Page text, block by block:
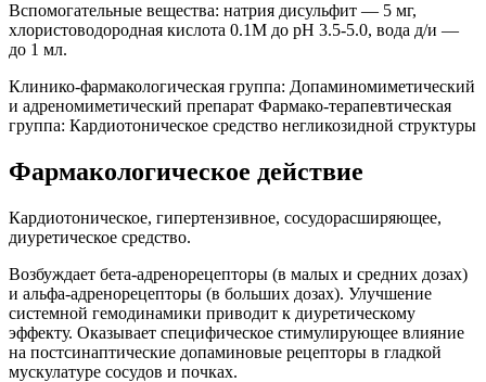
Вспомогательные вещества: натрия дисульфит — 5 мг,
хлористоводородная кислота 0.1М до pH 3.5-5.0, вода д/и —
до 1 мл.
Клинико-фармакологическая группа: Допаминомиметический
и адреномиметический препарат Фармако-терапевтическая
группа: Кардиотоническое средство негликозидной структуры
Фармакологическое действие
Кардиотоническое, гипертензивное, сосудорасширяющее,
диуретическое средство.
Возбуждает бета-адренорецепторы (в малых и средних дозах)
и альфа-адренорецепторы (в больших дозах). Улучшение
системной гемодинамики приводит к диуретическому
эффекту. Оказывает специфическое стимулирующее влияние
на постсинаптические допаминовые рецепторы в гладкой
мускулатуре сосудов и почках.